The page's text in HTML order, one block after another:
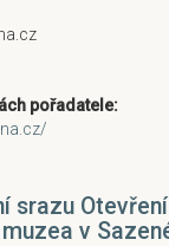
pořadatele:
srazu
muzea v